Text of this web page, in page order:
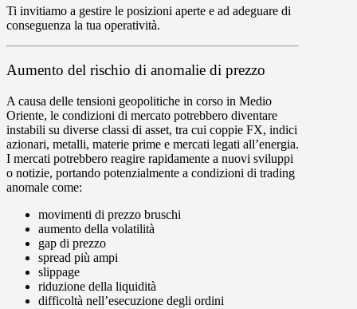
Ti invitiamo a gestire le posizioni aperte e ad adeguare di
conseguenza la tua operatività.
Aumento del rischio di anomalie di prezzo
A causa delle tensioni geopolitiche in corso in Medio
Oriente, le condizioni di mercato potrebbero diventare
instabili su diverse classi di asset, tra cui coppie FX, indici
azionari, metalli, materie prime e mercati legati all’energia.
I mercati potrebbero reagire rapidamente a nuovi sviluppi
o notizie, portando potenzialmente a condizioni di trading
anomale come:
movimenti di prezzo bruschi
aumento della volatilità
gap di prezzo
spread più ampi
slippage
riduzione della liquidità
difficoltà nell’esecuzione degli ordini